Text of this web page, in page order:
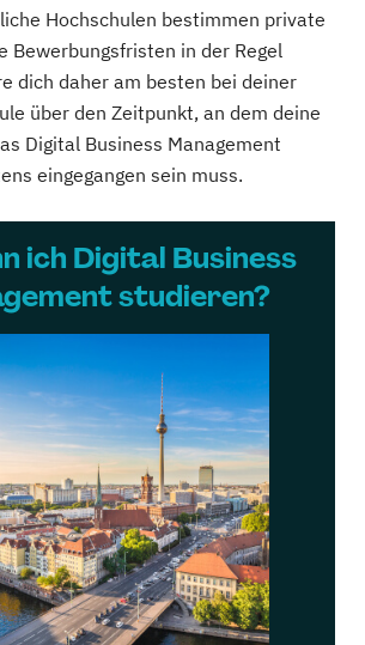
Hochschulen bestimmen private
Bewerbungsfristen in der Regel
dich daher am besten bei deiner
über den Zeitpunkt, an dem deine
Digital Business Management
eingegangen sein muss.
ich Digital Business
studieren?